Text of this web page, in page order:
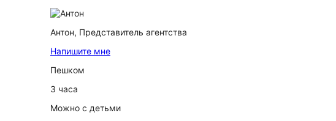
Антон, Представитель агентства
Напишите мне
Пешком
3 часа
Можно с детьми